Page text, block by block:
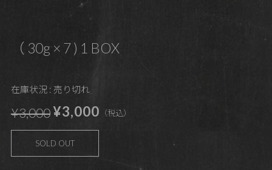
（ 30g × 7 ) 1 BOX
在庫状況 : 売り切れ
¥3,000¥3,000 （税込）
SOLD OUT